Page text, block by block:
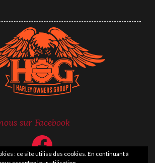
sur Facebook
Facebook
: ce site utilise des cookies. En continuant à